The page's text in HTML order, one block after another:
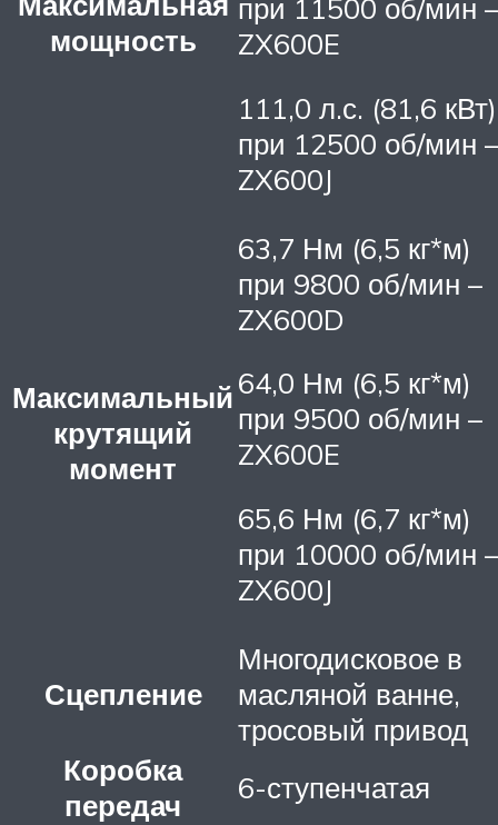
мощность
при 11500 об/мин –
ZX600E
111,0 л.с. (81,6 кВт)
при 12500 об/мин –
ZX600J
Максимальный
крутящий
момент
63,7 Нм (6,5 кг*м)
при 9800 об/мин –
ZX600D
64,0 Нм (6,5 кг*м)
при 9500 об/мин –
ZX600E
65,6 Нм (6,7 кг*м)
при 10000 об/мин –
ZX600J
Сцепление
Многодисковое в
масляной ванне,
тросовый привод
Коробка
передач
6-ступенчатая